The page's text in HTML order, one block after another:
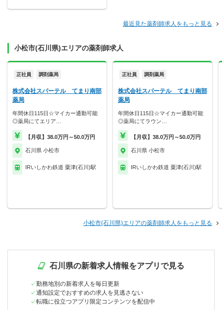
最近見た薬剤師求人をもっと見る
小松市(石川県)エリアの薬剤師求人
正社員 調剤薬局
株式会社スパーテル てまり南部
薬局
年間休日115日☆マイカー通勤可能
◎薬局にてエリア…
【月収】38.0万円～50.0万円
石川県 小松市
IRいしかわ鉄道 粟津(石川)駅
正社員 調剤薬局
株式会社スパーテル てまり南部
薬局
年間休日115日☆マイカー通勤可能
◎薬局にてラウン…
【月収】38.0万円～50.0万円
石川県 小松市
IRいしかわ鉄道 粟津(石川)駅
小松市(石川県)エリアの薬剤師求人をもっと見る
石川県の新着求人情報をアプリで見る
勤務地別の新着求人を毎日更新
通知設定でおすすめの求人を見逃さない
転職に役立つアプリ限定コンテンツを配信中